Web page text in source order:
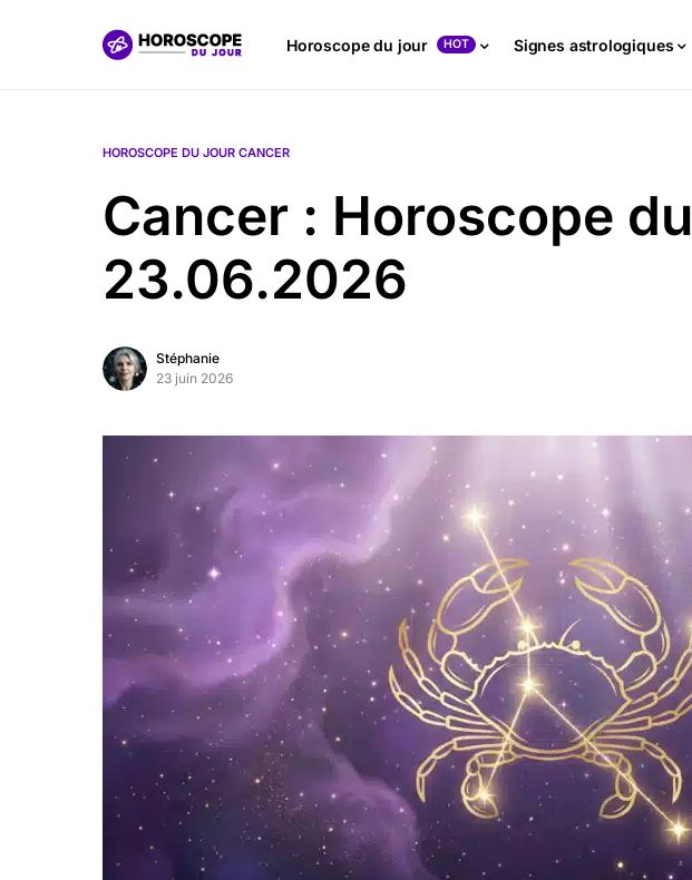
Horoscope du jour HOT Signes astrologiques
HOROSCOPE DU JOUR CANCER
Cancer : Horoscope du
23.06.2026
Stéphanie
23 juin 2026